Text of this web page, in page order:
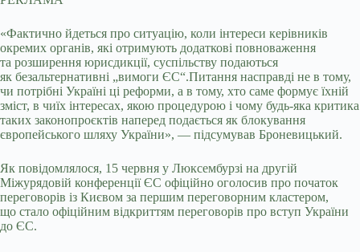
«Фактично йдеться про ситуацію, коли інтереси керівників
окремих органів, які отримують додаткові повноваження
та розширення юрисдикції, суспільству подаються
як безальтернативні „вимоги ЄС“.Питання насправді не в тому,
чи потрібні Україні ці реформи, а в тому, хто саме формує їхній
зміст, в чиїх інтересах, якою процедурою і чому будь-яка критика
таких законопроєктів наперед подається як блокування
європейського шляху України», — підсумував Броневицький.
Як повідомлялося, 15 червня у Люксембурзі на другій
Міжурядовій конференції ЄС офіційно оголосив про початок
переговорів із Києвом за першим переговорним кластером,
що стало офіційним відкриттям переговорів про вступ України
до ЄС.